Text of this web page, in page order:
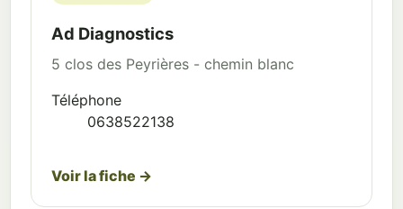
Ad Diagnostics
5 clos des Peyrières - chemin blanc
Téléphone
0638522138
Voir la fiche →